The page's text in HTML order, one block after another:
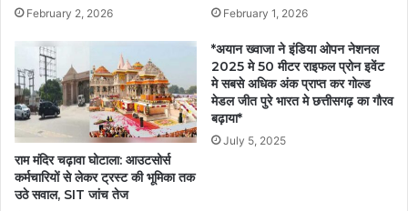
February 2, 2026 February 1, 2026
राम मंदिर चढ़ावा घोटाला: आउटसोर्स
कर्मचारियों से लेकर ट्रस्ट की भूमिका तक
उठे सवाल, SIT जांच तेज
*अयान ख्वाजा ने इंडिया ओपन नेशनल
2025 मे 50 मीटर राइफल प्रोन इवेंट
मे सबसे अधिक अंक प्राप्त कर गोल्ड
मेडल जीत पुरे भारत मे छत्तीसगढ़ का गौरव
बढ़ाया*
July 5, 2025